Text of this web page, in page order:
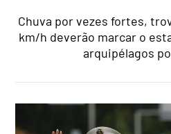
Chuva por vezes fortes,
km/h deverão marcar o
arquipélagos